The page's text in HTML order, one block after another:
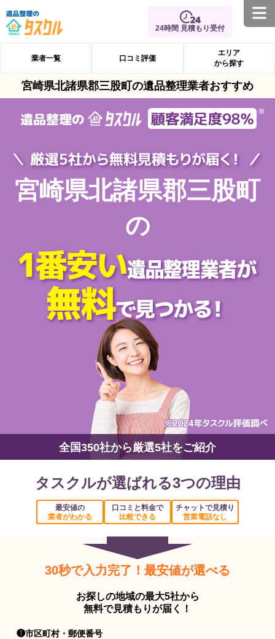
24時間 見積もり受付
業者一覧 口コミ評価
エリア
から探す
宮崎県北諸県郡三股町の遺品整理業者おすすめ
宮崎県北諸県郡三股町
の
全国350社から厳選5社をご紹介
タスクルが選ばれる3つの理由
最安値の
業者がわかる
口コミと料金で
比較できる
チャットで見積り
営業電話なし
30秒で入力完了！最安値が選べる
お探しの地域の最大5社から
無料で見積もりが届く！
❶市区町村・郵便番号